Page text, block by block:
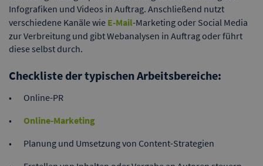
Infografiken und Videos in Auftrag. Anschließend nutzt
verschiedene Kanäle wie E-Mail-Marketing oder Social Media
zur Verbreitung und gibt Webanalysen in Auftrag oder führt
diese selbst durch.
Checkliste der typischen Arbeitsbereiche:
Online-PR
Online-Marketing
Planung und Umsetzung von Content-Strategien